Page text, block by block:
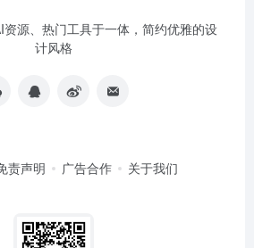
源、热门工具于一体，简约优雅的设
计风格
责声明 广告合作 关于我们